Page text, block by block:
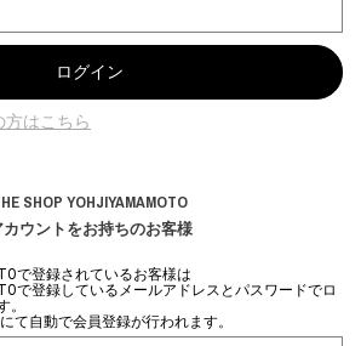
はこちら
SHOP YOHJIYAMAMOTO
カウントをお持ちのお客様
で登録されているお客様は
で登録しているメールアドレスとパスワードでロ
て自動で会員登録が行われます。